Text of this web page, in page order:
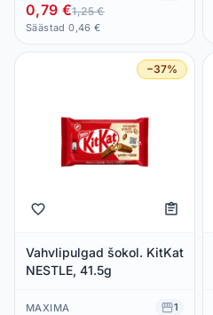
0,79 €1,25 €
Säästad 0,46 €
−37%
Vahvlipulgad šokol. KitKat
NESTLE, 41.5g
MAXIMA 1